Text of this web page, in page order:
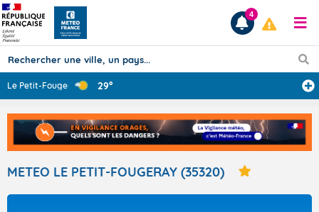
Prévisions
TOUS LES RÉSULTATS
Articles
4
Le Petit-Fouger ... 29°
METEO LE PETIT-FOUGERAY (35320)